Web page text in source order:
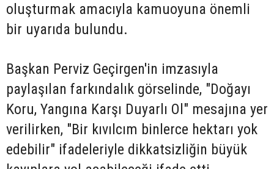
oluşturmak amacıyla kamuoyuna önemli
bir uyarıda bulundu.
Başkan Perviz Geçirgen'in imzasıyla
paylaşılan farkındalık görselinde, "Doğayı
Koru, Yangına Karşı Duyarlı Ol" mesajına yer
verilirken, "Bir kıvılcım binlerce hektarı yok
edebilir" ifadeleriyle dikkatsizliğin büyük